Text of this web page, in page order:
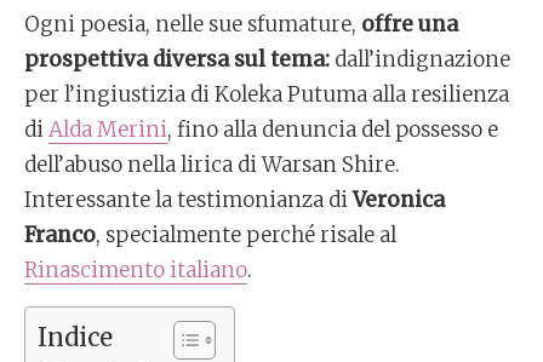
Ogni poesia, nelle sue sfumature, offre una
prospettiva diversa sul tema: dall’indignazione
per l’ingiustizia di Koleka Putuma alla resilienza
diAlda Merini, fino alla denuncia del possesso e
dell’abuso nella lirica di Warsan Shire.
Interessante la testimonianza diVeronica
Franco, specialmente perché risale al
Rinascimento italiano.
Indice